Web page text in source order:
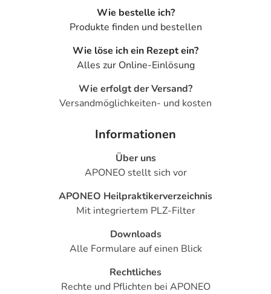
Wie bestelle ich?
Produkte finden und bestellen
Wie löse ich ein Rezept ein?
Alles zur Online-Einlösung
Wie erfolgt der Versand?
Versandmöglichkeiten- und kosten
Informationen
Über uns
APONEO stellt sich vor
APONEO Heilpraktikerverzeichnis
Mit integriertem PLZ-Filter
Downloads
Alle Formulare auf einen Blick
Rechtliches
Rechte und Pflichten bei APONEO